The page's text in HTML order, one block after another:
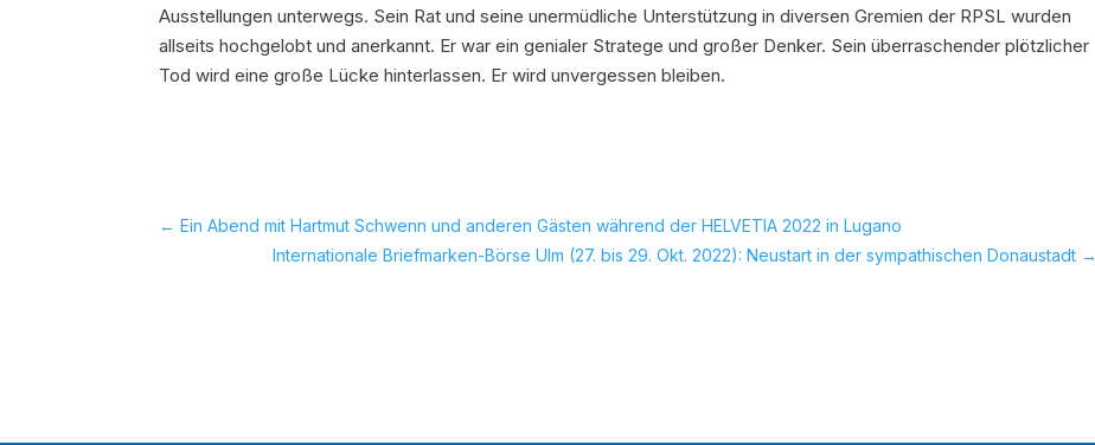
Ausstellungen unterwegs. Sein Rat und seine unermüdliche Unterstützung in diversen Gremien der RPSL wurden
allseits hochgelobt und anerkannt. Er war ein genialer Stratege und großer Denker. Sein überraschender plötzlicher
Tod wird eine große Lücke hinterlassen. Er wird unvergessen bleiben.
←Ein Abend mit Hartmut Schwenn und anderen Gästen während der HELVETIA 2022 in Lugano
Internationale Briefmarken-Börse Ulm (27. bis 29. Okt. 2022): Neustart in der sympathischen Donaustadt →